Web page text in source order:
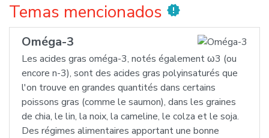
Temas mencionados new_releases
Oméga-3
Les acides gras oméga-3, notés également ω3 (ou
encore n-3), sont des acides gras polyinsaturés que
l'on trouve en grandes quantités dans certains
poissons gras (comme le saumon), dans les graines
de chia, le lin, la noix, la cameline, le colza et le soja.
Des régimes alimentaires apportant une bonne